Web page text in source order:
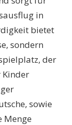
in
bietet
sondern
der
sowie
Menge